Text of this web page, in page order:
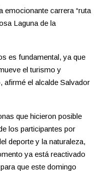
emocionante carrera “ruta
Laguna de la
es fundamental, ya que
el turismo y
afirmé el alcalde Salvador
que hicieron posible
los participantes por
deporte y la naturaleza,
ya está reactivado
que este domingo